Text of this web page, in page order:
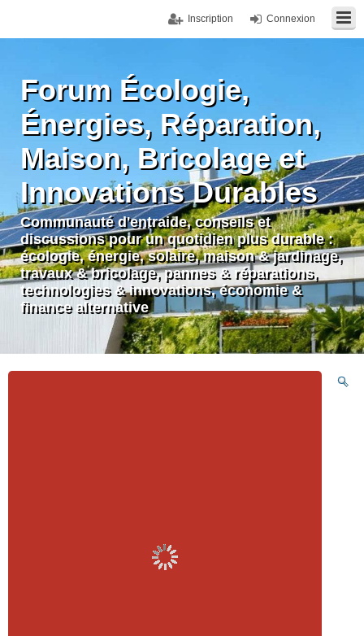
Connexion
Inscription
Forum Écologie,
Énergies, Réparation,
Maison, Bricolage et
Innovations Durables
Communauté d'entraide, conseils et
discussions pour un quotidien plus durable :
écologie, énergie, solaire, maison & jardinage,
travaux & bricolage, pannes & réparations,
technologies & innovations, économie &
finance alternative